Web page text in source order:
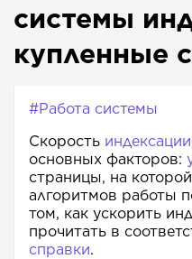
системы
купленные
#Работа системы
Скорость индексации
основных факторов:
страницы, на
алгоритмов работы
том, как ускорить
прочитать в
справки.